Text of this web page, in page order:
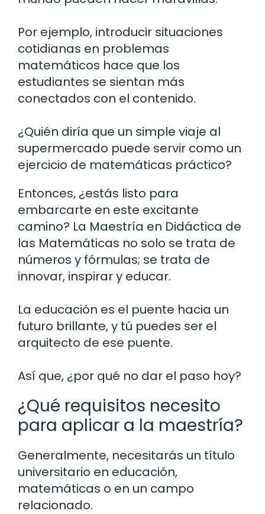
Por ejemplo, introducir situaciones
cotidianas en problemas
matemáticos hace que los
estudiantes se sientan más
conectados con el contenido.
¿Quién diría que un simple viaje al
supermercado puede servir como un
ejercicio de matemáticas práctico?
Entonces, ¿estás listo para
embarcarte en este excitante
camino? La Maestría en Didáctica de
las Matemáticas no solo se trata de
números y fórmulas; se trata de
innovar, inspirar y educar.
La educación es el puente hacia un
futuro brillante, y tú puedes ser el
arquitecto de ese puente.
Así que, ¿por qué no dar el paso hoy?
¿Qué requisitos necesito
para aplicar a la maestría?
Generalmente, necesitarás un título
universitario en educación,
matemáticas o en un campo
relacionado.